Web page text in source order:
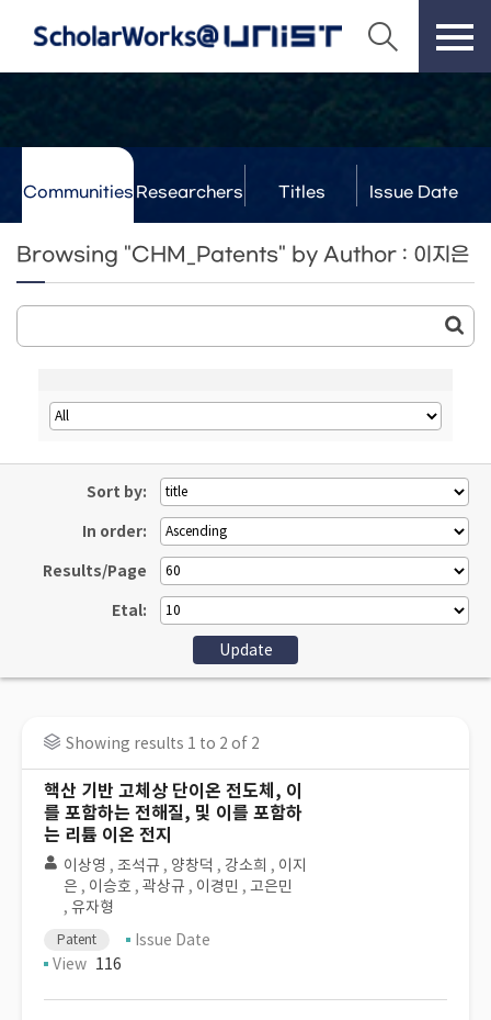
Communities Researchers Titles Issue Date
Browsing "CHM_Patents" by Author : 이지은
Sort by:
In order:
Results/Page
Etal:
Showing results 1 to 2 of 2
핵산 기반 고체상 단이온 전도체, 이
를 포함하는 전해질, 및 이를 포함하
는 리튬 이온 전지
이상영 , 조석규 , 양창덕 , 강소희 , 이지
은 , 이승호 , 곽상규 , 이경민 , 고은민
, 유자형
Patent
Issue Date
View 116